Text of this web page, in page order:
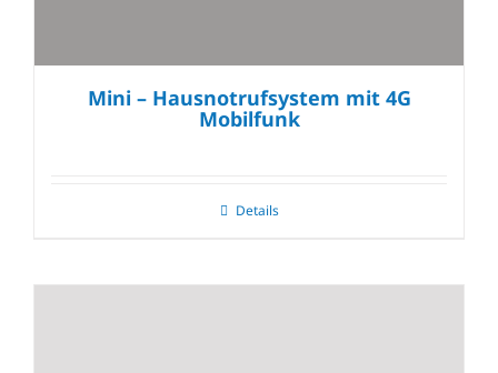
Mini – Hausnotrufsystem mit 4G
Mobilfunk
Details